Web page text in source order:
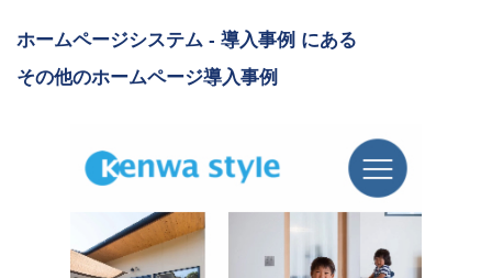
ホームページシステム - 導入事例 にある
その他のホームページ導入事例